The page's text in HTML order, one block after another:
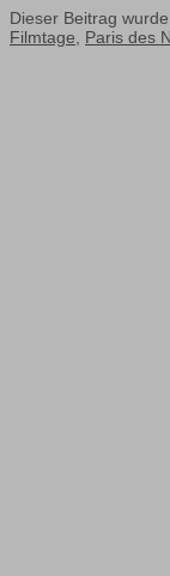
Dieser Beitrag
Filmtage, Paris des